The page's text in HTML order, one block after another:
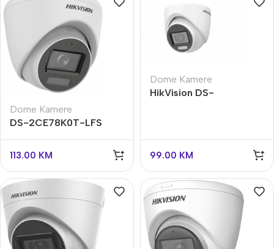
Dome Kamere
DS-2CE78K0T-LFS
113.00 KM
Dome Kamere
HikVision DS-
99.00 KM